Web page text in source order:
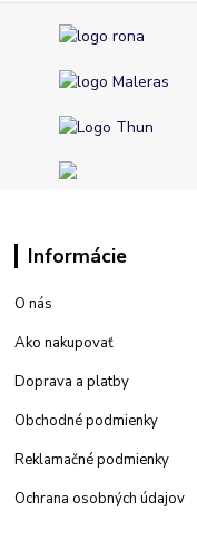
Informácie
O nás
Ako nakupovať
Doprava a platby
Obchodné podmienky
Reklamačné podmienky
Ochrana osobných údajov